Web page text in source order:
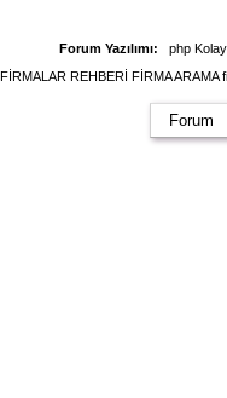
Forum Yazılımı:
php
FİRMALAR REHBERİ FİRMA
Forum